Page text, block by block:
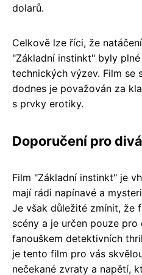
dolarů.
Celkově lze říci, že
"Základní instinkt" byly
technických výzev. Film se
dodnes je považován za
s prvky erotiky.
Doporučení pro
Film "Základní instinkt" je
mají rádi napínavé a
Je však důležité zmínit, že
scény a je určen pouze pro
fanouškem detektivních
je tento film pro vás
nečekané zvraty a napětí,